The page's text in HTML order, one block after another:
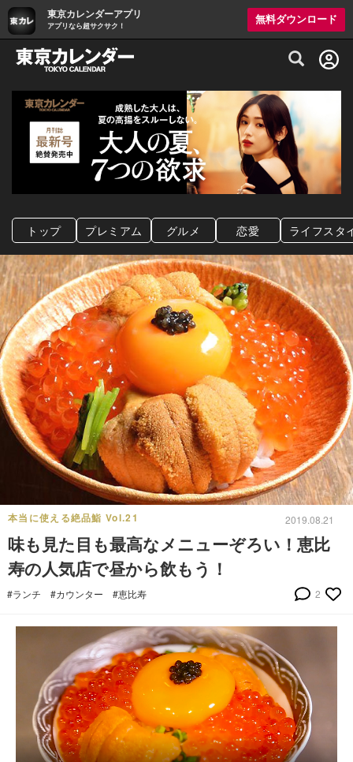
東京カレンダーアプリ
アプリなら超サクサク！
無料ダウンロード
グルメ情報・プレミアムレストラン予約
トップ プレミアム グルメ 恋愛 ライフスタ
本当に使える絶品鮨 Vol.21 2019.08.21
味も見た目も最高なメニューぞろい！恵比
寿の人気店で昼から飲もう！
#ランチ #カウンター #恵比寿 2